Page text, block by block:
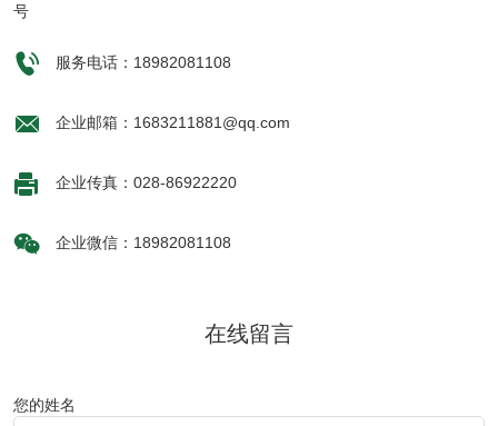
号
 服务电话：18982081108
 企业邮箱：1683211881@qq.com
 企业传真：028-86922220
 企业微信：18982081108
在线留言
您的姓名